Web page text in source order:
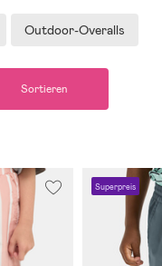
Outdoor-Overalls
Sortieren
Superpreis